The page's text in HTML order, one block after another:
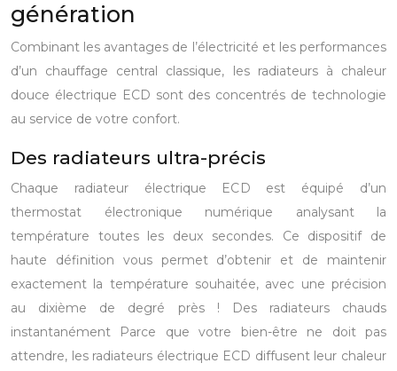
génération
Combinant les avantages de l’électricité et les performances
d’un chauffage central classique, les radiateurs à chaleur
douce électrique ECD sont des concentrés de technologie
au service de votre confort.
Des radiateurs ultra-précis
Chaque radiateur électrique ECD est équipé d’un
thermostat électronique numérique analysant la
température toutes les deux secondes. Ce dispositif de
haute définition vous permet d’obtenir et de maintenir
exactement la température souhaitée, avec une précision
au dixième de degré près ! Des radiateurs chauds
instantanément Parce que votre bien-être ne doit pas
attendre, les radiateurs électrique ECD diffusent leur chaleur